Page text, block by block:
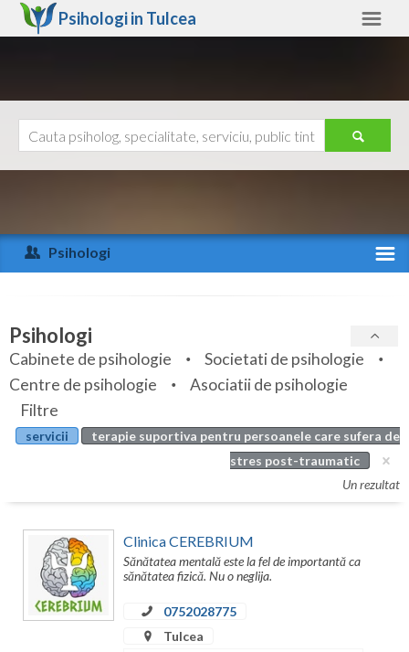
Psihologi in Tulcea
Arad
Arges
Bihor
Bistrita-Nasaud
Botosani
Bucuresti
Buzau
Calarasi
Ajutor
Psihologi
Specialitati
Servicii
Articole
Evenimente
Psihologi
Cabinete de psihologie
Societati de psihologie
Centre de psihologie
Asociatii de psihologie
Filtre
servicii
terapie suportiva pentru persoanele care sufera de
stres post-traumatic
Un rezultat
Clinica CEREBRIUM
Sănătatea mentală este la fel de importantă ca
sănătatea fizică. Nu o neglija.
0752028775
Tulcea